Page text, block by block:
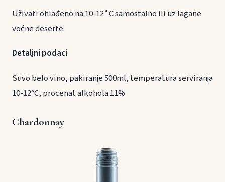
Uživati ohlađeno na 10-12˚C samostalno ili uz lagane
voćne deserte.
Detaljni podaci
Suvo belo vino, pakiranje 500ml, temperatura serviranja
10-12°C, procenat alkohola 11%
Chardonnay